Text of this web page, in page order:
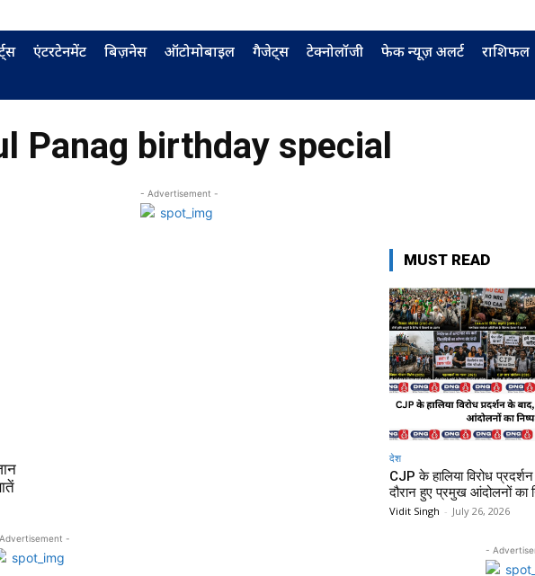
एंटरटेनमेंट बिज़नेस ऑटोमोबाइल गैजेट्स टेक्नोलॉजी फेक न्यूज़ अलर्ट राशिफल
Panag birthday special
- Advertisement -
-
MUST READ
देश
CJP के हालिया विरोध
दौरान हुए प्रमुख आंदोलनों का
Vidit Singh - July 26, 2026
-